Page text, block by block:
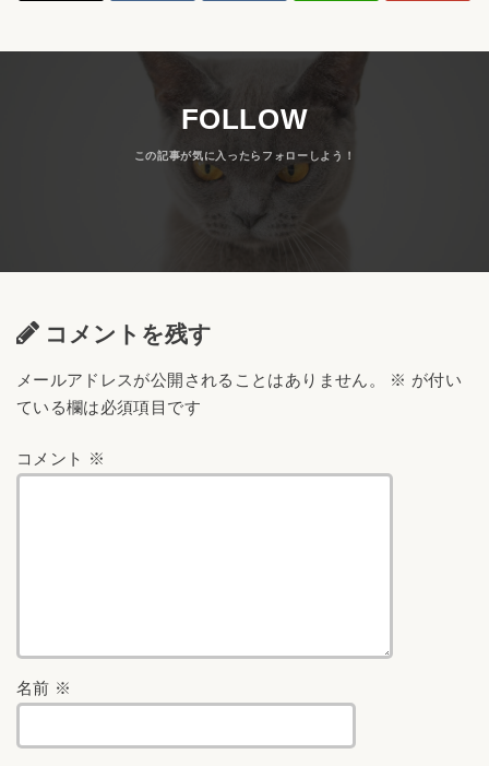
FOLLOW
コメントを残す
メールアドレスが公開されることはありません。 ※ が付い
ている欄は必須項目です
コメント ※
名前 ※